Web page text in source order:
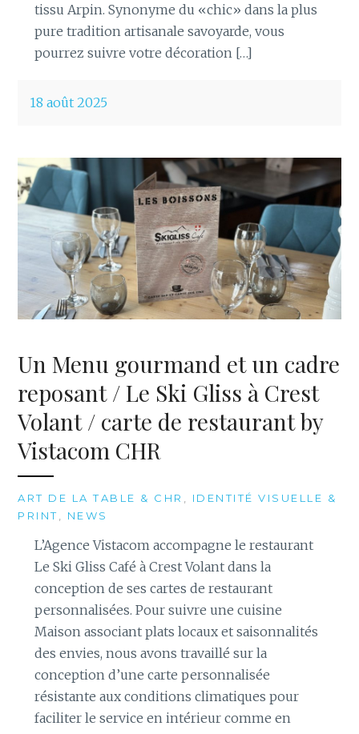
tissu Arpin. Synonyme du «chic» dans la plus
pure tradition artisanale savoyarde, vous
pourrez suivre votre décoration […]
18 août 2025
Un Menu gourmand et un cadre
reposant / Le Ski Gliss à Crest
Volant / carte de restaurant by
Vistacom CHR
ART DE LA TABLE & CHR
IDENTITÉ VISUELLE &
PRINT
NEWS
L’Agence Vistacom accompagne le restaurant
Le Ski Gliss Café à Crest Volant dans la
conception de ses cartes de restaurant
personnalisées. Pour suivre une cuisine
Maison associant plats locaux et saisonnalités
des envies, nous avons travaillé sur la
conception d’une carte personnalisée
résistante aux conditions climatiques pour
faciliter le service en intérieur comme en